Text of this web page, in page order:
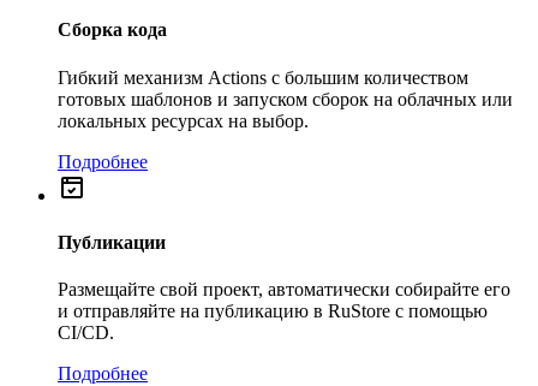
Сборка кода
Гибкий механизм Actions с большим количеством
готовых шаблонов и запуском сборок на облачных или
локальных ресурсах на выбор.
Подробнее
Публикации
Размещайте свой проект, автоматически собирайте его
и отправляйте на публикацию в RuStore с помощью
CI/CD.
Подробнее